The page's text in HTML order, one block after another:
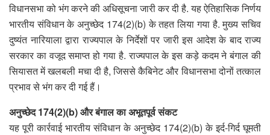
विधानसभा को भंग करने की अधिसूचना जारी कर दी है. यह ऐतिहासिक निर्णय
भारतीय संविधान के अनुच्छेद 174(2)(b) के तहत लिया गया है. मुख्य सचिव
दुष्यंत नारियाला द्वारा राज्यपाल के निर्देशों पर जारी इस आदेश के बाद राज्य
सरकार का वजूद समाप्त हो गया है. राज्यपाल के इस कड़े कदम ने बंगाल की
सियासत में खलबली मचा दी है, जिससे कैबिनेट और विधानसभा दोनों तत्काल
प्रभाव से भंग कर दी गई हैं।
अनुच्छेद 174(2)(b) और बंगाल का अभूतपूर्व संकट
यह पूरी कार्रवाई भारतीय संविधान के अनुच्छेद 174(2)(b) के इर्द-गिर्द घूमती